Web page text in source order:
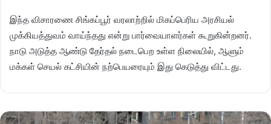
இந்த விசாரணை சிங்கப்பூர் வரலாற்றில் மிகப்பெரிய அரசியல்
முக்கியத்துவம் வாய்ந்தது என்று பார்வையாளர்கள் கூறுகின்றனர்.
நாடு அடுத்த ஆண்டு தேர்தல் நடைபெற உள்ள நிலையில், ஆளும்
மக்கள் செயல் கட்சியின் நற்பெயரையும் இது கெடுத்து விட்டது.